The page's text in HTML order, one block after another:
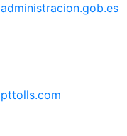
administracion.gob.es
pttolls.com